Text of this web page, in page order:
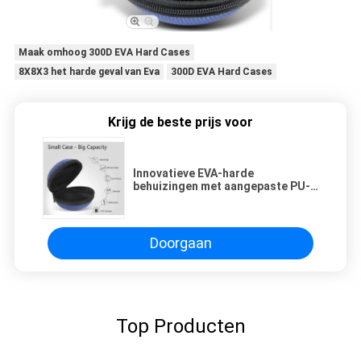
Maak omhoog 300D EVA Hard Cases
8X8X3 het harde geval van Eva
300D EVA Hard Cases
Krijg de beste prijs voor
Innovatieve EVA-harde
behuizingen met aangepaste PU-
Doorgaan
Top Producten